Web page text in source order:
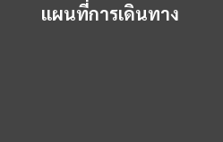
แผนที่การเดินทาง